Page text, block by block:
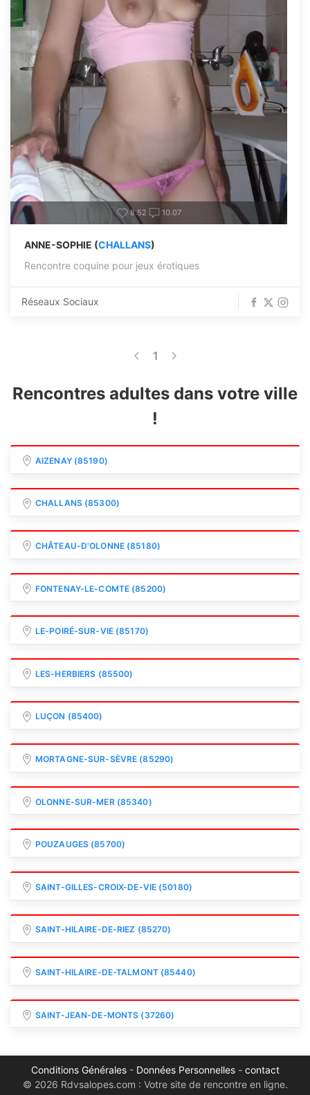
8.52 10.07
ANNE-SOPHIE (CHALLANS)
Rencontre coquine pour jeux érotiques
Réseaux Sociaux
1
Rencontres adultes dans votre ville
!
AIZENAY (85190)
CHALLANS (85300)
CHÂTEAU-D'OLONNE (85180)
FONTENAY-LE-COMTE (85200)
LE-POIRÉ-SUR-VIE (85170)
LES-HERBIERS (85500)
LUÇON (85400)
MORTAGNE-SUR-SÈVRE (85290)
OLONNE-SUR-MER (85340)
POUZAUGES (85700)
SAINT-GILLES-CROIX-DE-VIE (50180)
SAINT-HILAIRE-DE-RIEZ (85270)
SAINT-HILAIRE-DE-TALMONT (85440)
SAINT-JEAN-DE-MONTS (37260)
Conditions Générales- Données Personnelles- contact
© 2026 Rdvsalopes.com : Votre site de rencontre en ligne.